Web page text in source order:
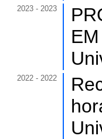
2023 - 2023
2022 - 2022